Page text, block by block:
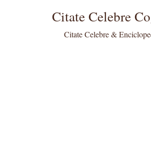
Citate Celebre
Citate Celebre &